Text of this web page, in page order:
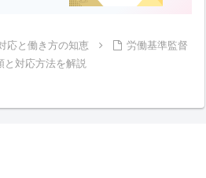
応と働き方の知恵
労働基準監督
と対応方法を解説